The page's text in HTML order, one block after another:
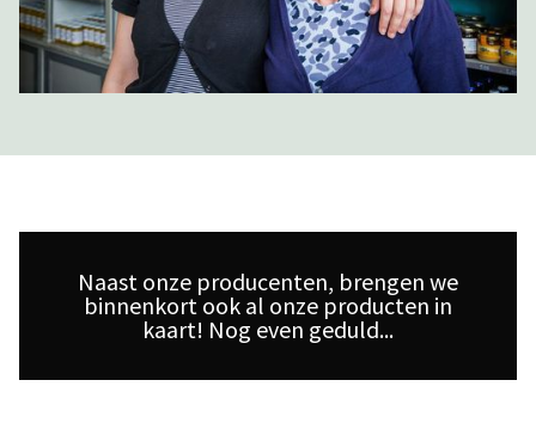
Naast onze producenten, brengen we
binnenkort ook al onze producten in
kaart! Nog even geduld...